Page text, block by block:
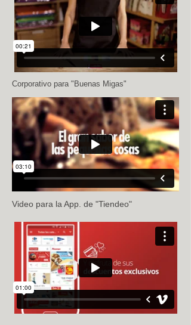
Corporativo para "Buenas Migas"
Video para la App. de "Tiendeo"